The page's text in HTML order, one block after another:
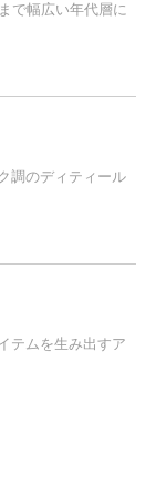
で幅広い年代層に
調のディティール
テムを生み出すア